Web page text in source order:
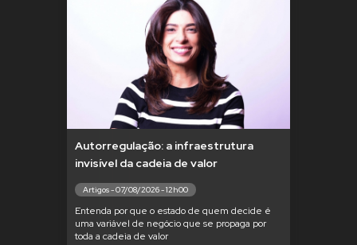
Autorregulação: a infraestrutura
invisível da cadeia de valor
Artigos - 07/08/2026 - 12h00
Entenda por que o estado de quem decide é
uma variável de negócio que se propaga por
toda a cadeia de valor